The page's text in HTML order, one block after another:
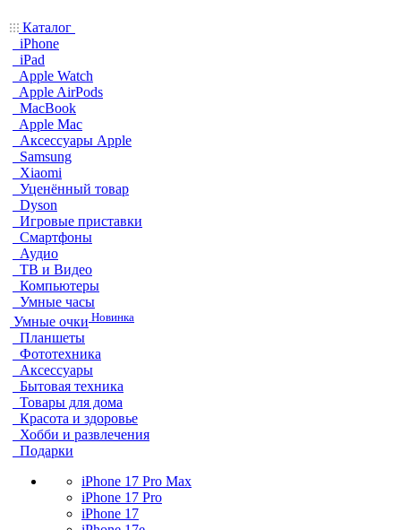
Каталог
iPhone
iPad
Apple Watch
Apple AirPods
MacBook
Apple Mac
Аксессуары Apple
Samsung
Xiaomi
Уценённый товар
Dyson
Игровые приставки
Смартфоны
Аудио
ТВ и Видео
Компьютеры
Умные часы
Умные очки Новинка
Планшеты
Фототехника
Аксессуары
Бытовая техника
Товары для дома
Красота и здоровье
Хобби и развлечения
Подарки
iPhone 17 Pro Max
iPhone 17 Pro
iPhone 17